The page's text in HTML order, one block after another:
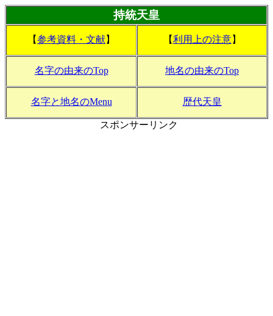
持統天皇
【参考資料・文献】 【利用上の注意】
名字の由来のTop 地名の由来のTop
名字と地名のMenu 歴代天皇
スポンサーリンク